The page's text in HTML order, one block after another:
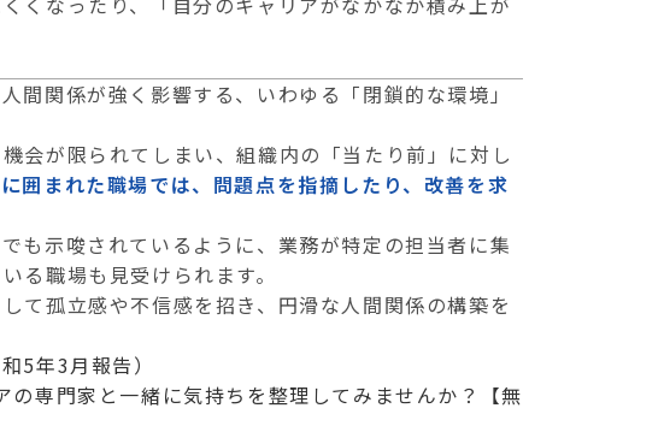
関係が強く影響する、いわゆる「閉鎖的な環境」
会が限られてしまい、組織内の「当たり前」に対し
囲まれた職場では、問題点を指摘したり、改善を求
も示唆されているように、業務が特定の担当者に集
る職場も見受けられます。
て孤立感や不信感を招き、円滑な人間関係の構築を
5年3月報告）
専門家と一緒に気持ちを整理してみませんか？【無